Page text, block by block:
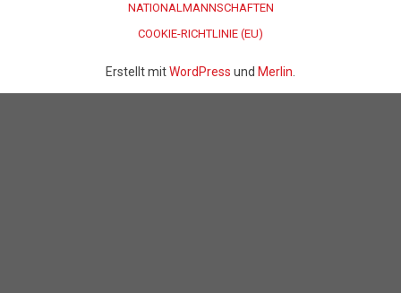
NATIONALMANNSCHAFTEN
COOKIE-RICHTLINIE (EU)
Erstellt mitWordPress und Merlin